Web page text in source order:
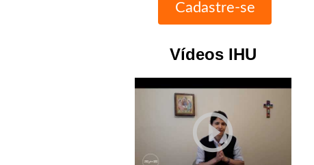
Vídeos IHU
play_circle_outline